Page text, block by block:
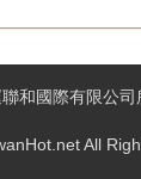
和國際有限公司
All